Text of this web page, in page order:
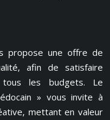
propose une offre de
afin de satisfaire
les budgets. Le
» vous invite à
mettant en valeur